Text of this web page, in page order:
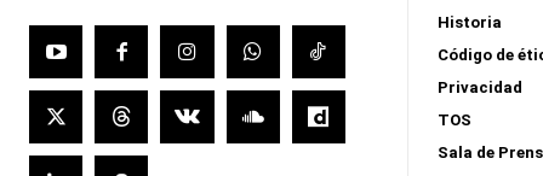
Historia
Código de
Privacidad
TOS
Sala de